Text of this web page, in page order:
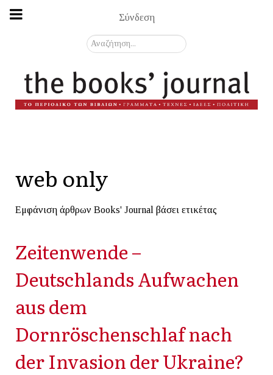
Σύνδεση
Αναζήτηση...
web only
Εμφάνιση άρθρων Books' Journal βάσει ετικέτας
Zeitenwende –
Deutschlands Aufwachen
aus dem
Dornröschenschlaf nach
der Invasion der Ukraine?